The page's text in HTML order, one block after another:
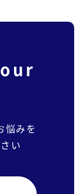
悩みを
い